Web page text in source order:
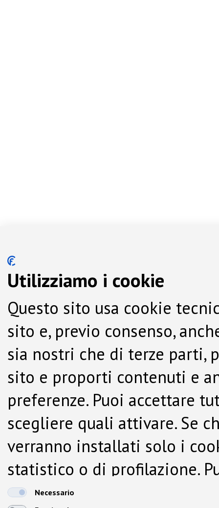
Utilizziamo i cookie
Questo sito usa cookie
sito e, previo consenso,
sia nostri che di terze parti,
sito e proporti contenuti e
preferenze. Puoi accettare
scegliere quali attivare. Se
verranno installati solo i
statistico o di profilazione.
dalla Cookie Policy.
Necessario